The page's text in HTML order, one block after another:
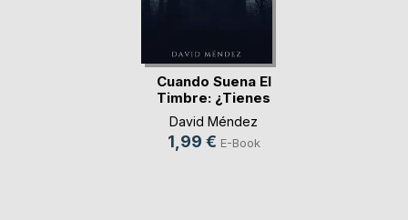
Cuando Suena El
Timbre: ¿Tienes
mi(...)
David Méndez
1,99 € E-Book